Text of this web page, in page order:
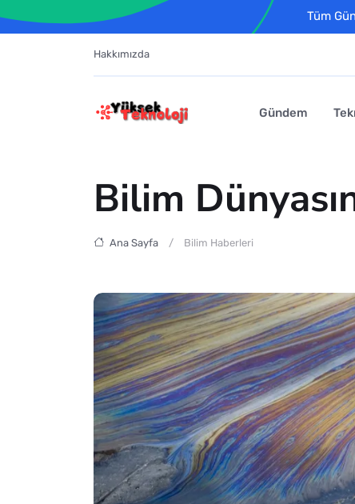
Tüm
Hakkımızda
Gündem
Bilim
Ana Sayfa Bilim Haberleri